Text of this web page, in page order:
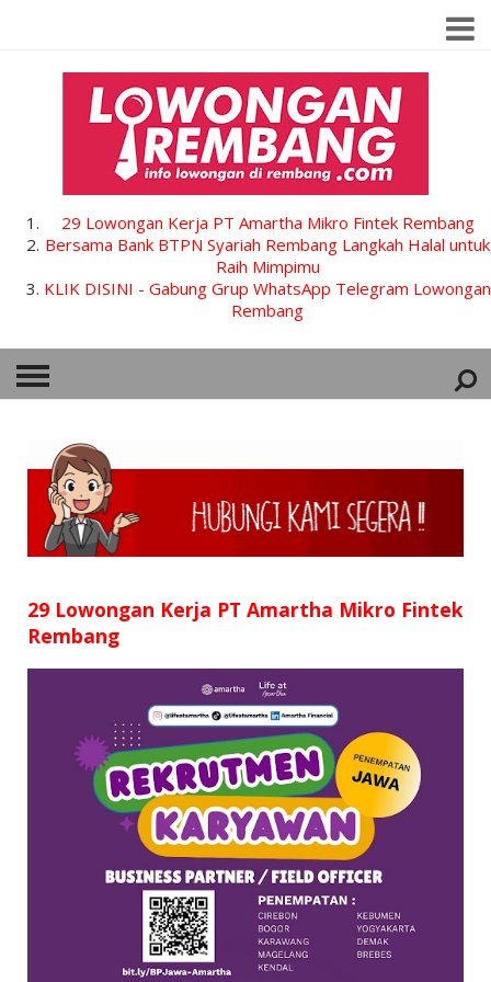
29 Lowongan Kerja PT Amartha Mikro Fintek Rembang
Bersama Bank BTPN Syariah Rembang Langkah Halal untuk
Raih Mimpimu
KLIK DISINI - Gabung Grup WhatsApp Telegram Lowongan
Rembang
HOME
SMP
D3
SURAT LAMARAN
RIWAYAT HIDUP
29 Lowongan Kerja PT Amartha Mikro Fintek
Rembang